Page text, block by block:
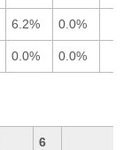
6.2% 0.0%
0.0% 0.0%
6